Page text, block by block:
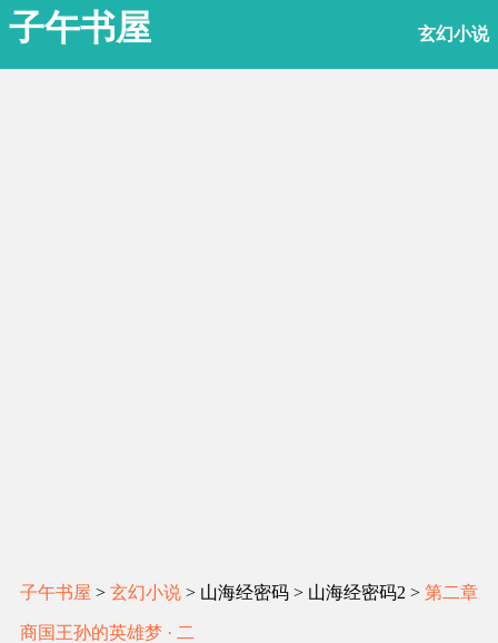
子午书屋 玄幻小说
子午书屋 > 玄幻小说 > 山海经密码 > 山海经密码2 > 第二章
商国王孙的英雄梦 · 二